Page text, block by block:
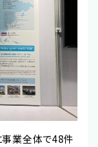
事業全体で48件